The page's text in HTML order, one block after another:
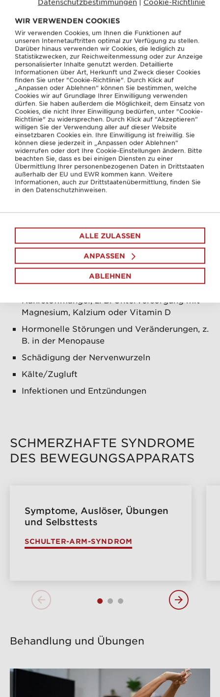
Schmerz auf angrenzendes Muskelgewebe
ausdehnen. Gleichzeitig kann sich die
Schmerzwahrnehmung durch psychische
Faktoren und Ausbildung eines
Schmerzgedächtnisses verstärken.
Zu den häufigsten Ursachen für ein MSS
gehören:
Über-/Fehlbelastung und Überanstrengung
der Muskulatur
Bewegungsmangel und Immobilität
(Mikro-)Verletzungen der Muskulatur und
Narbengewebe nach Operationen
Stress, Schlafmangel und andere psychische
Bewegungsapparat, wie z. B.ISG-
Blockadenoder
Bandscheibenvorfälle
Systemische Erkrankungen, wie Diabetes,
Rheuma oder Schilddrüsenerkrankungen
Magnesium, Kalzium oder Vitamin D
Hormonelle Störungen und Veränderungen, z.
B. in der Menopause
Schädigung der Nervenwurzeln
Kälte/Zugluft
Infektionen und Entzündungen
SCHMERZHAFTE SYNDROME
DES BEWEGUNGSAPPARATS
Symptome, Auslöser, Übungen
und Selbsttests
SCHULTER-ARM-SYNDROM
Behandlung und Übungen
WIR VERWENDEN COOKIES
Wir verwenden Cookies, um Ihnen die Funktionen auf
unseren Internetauftritten optimal zur Verfügung zu stellen.
Darüber hinaus verwenden wir Cookies, die lediglich zu
Statistikzwecken, zur Reichweitenmessung oder zur Anzeige
personalisierter Inhalte genutzt werden. Detaillierte
Informationen über Art, Herkunft und Zweck dieser Cookies
finden Sie unter "Cookie-Richtlinie". Durch Klick auf
„Anpassen oder Ablehnen“ können Sie bestimmen, welche
Cookies wir auf Grundlage Ihrer Einwilligung verwenden
dürfen. Sie haben außerdem die Möglichkeit, dem Einsatz von
Cookies, die nicht Ihrer Einwilligung bedürfen, unter "Cookie-
Richtlinie" zu widersprechen. Durch Klick auf “Akzeptieren“
willigen Sie der Verwendung aller auf dieser Website
einsetzbaren Cookies ein. Ihre Einwilligung ist freiwillig. Sie
können diese jederzeit in „Anpassen oder Ablehnen“
widerrufen oder dort Ihre Cookie-Einstellungen ändern. Bitte
beachten Sie, dass es bei einigen Diensten zu einer
Übermittlung Ihrer personenbezogenen Daten in Drittstaaten
außerhalb der EU und EWR kommen kann. Weitere
Informationen, auch zur Drittstaatenübermittlung, finden Sie
in den Datenschutzhinweisen.
ALLE ZULASSEN
ANPASSEN
ABLEHNEN